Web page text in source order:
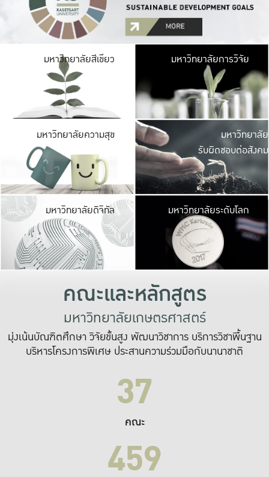
มหาวิทยาลัยสีเขียว มหาวิ
มีพื้นที่เขียวสดใส
เป็นป่าในเมือง เกษต
มหาวิทยาลัยการวิจัย
มหาวิทยาลัยความสุข มหาวิ
ค
เปิดประ
และพบเรื่องราวใ
มหาวิทยาลัย
รับผิดชอบต่อสังคม
มหาวิทยาลัยดิจิทัล มหาวิ
เปลี่ยนแปลง แล
เพื่อทำง
ระบบสารสนเทศ
มหาวิทยาลัยระดับโลก
คณะและหลักสูตร
มหาวิทยาลัยเกษตรศาสตร์
มุ่งเน้นบัณฑิตศึกษา วิจัยขั้นสูง พัฒนาวิชาการ บริการวิชาพื้นฐาน
บริหารโครงการพิเศษ ประสานความร่วมมือกับนานาชาติ
37
คณะ
459